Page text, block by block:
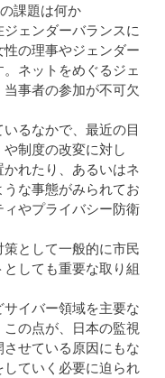
課題は何か
ェンダーバランスに
の理事やジェンダー
ネットをめぐるジェ
事者の参加が不可欠
るなかで、最近の目
制度の改変に対し
れたり、あるいはネ
な事態がみられてお
やプライバシー防衛
として一般的に市民
しても重要な取り組
イバー領域を主要な
の点が、日本の監視
せている原因にもな
ていく必要に迫られ